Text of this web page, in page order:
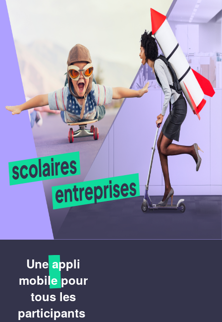
Uneappli
mobilepour
tous les
participants